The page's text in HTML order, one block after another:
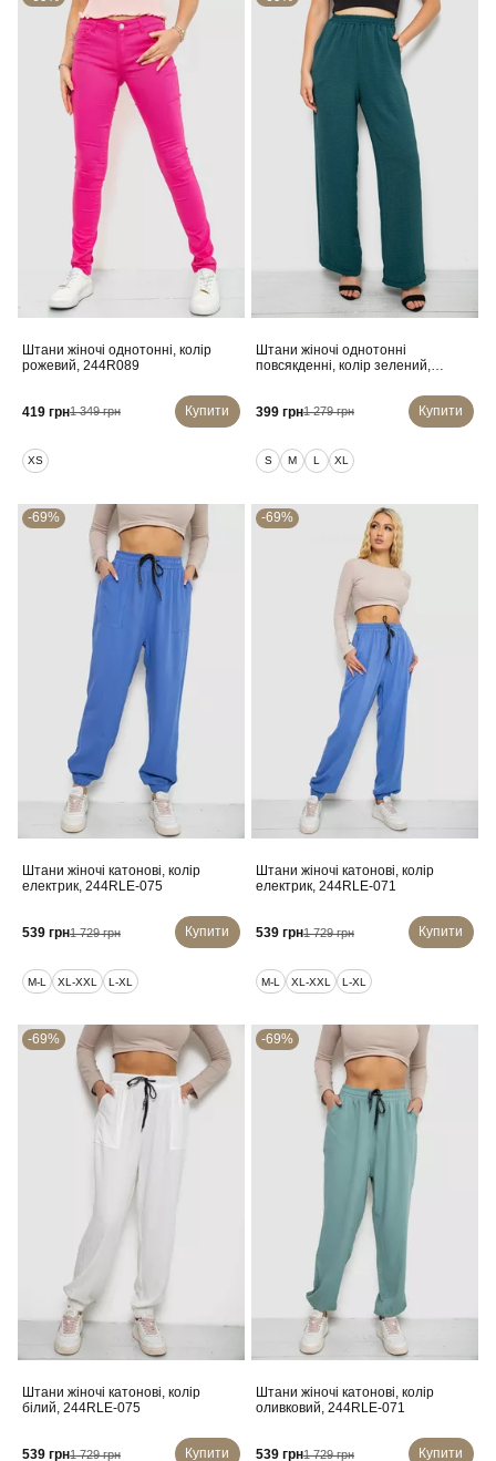
Штани жіночі однотонні, колір
рожевий, 244R089
419 грн1 349 грн Купити
XS
Штани жіночі однотонні
повсякденні, колір зелений,
399 грн1 279 грн Купити
S M L XL
-69%
Штани жіночі катонові, колір
електрик, 244RLE-075
539 грн1 729 грн Купити
M-L XL-XXL L-XL
-69%
Штани жіночі катонові, колір
електрик, 244RLE-071
539 грн1 729 грн Купити
M-L XL-XXL L-XL
-69%
Штани жіночі катонові, колір
білий, 244RLE-075
539 грн1 729 грн Купити
-69%
Штани жіночі катонові, колір
оливковий, 244RLE-071
539 грн1 729 грн Купити